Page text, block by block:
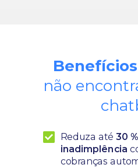
Reduza até30
inadimplência
cobranças
Benefícios
não